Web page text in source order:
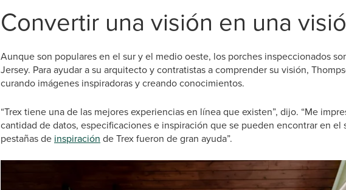
Convertir una visión en una
Aunque son populares en el sur y el medio oeste, los porches inspeccionados
Jersey. Para ayudar a su arquitecto y contratistas a comprender su visión,
curando imágenes inspiradoras y creando conocimientos.
“Trex tiene una de las mejores experiencias en línea que existen”, dijo. “Me
cantidad de datos, especificaciones e inspiración que se pueden encontrar en el
pestañas de inspiración de Trex fueron de gran ayuda”.